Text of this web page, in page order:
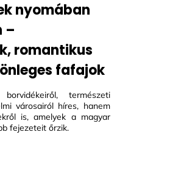
nyomában
–
romantikus
fafajok
természeti
városairól híres, hanem
is, amelyek a magyar
fejezeteit őrzik.